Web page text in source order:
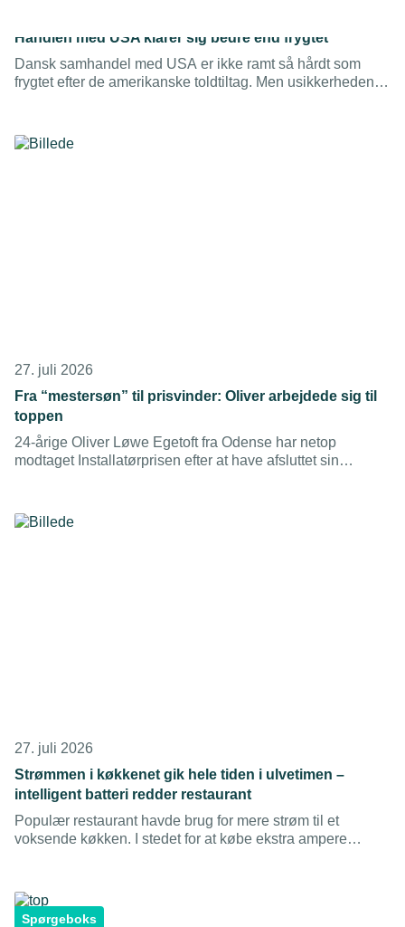
Handlen med USA klarer sig bedre end frygtet
Dansk samhandel med USA er ikke ramt så hårdt som
frygtet efter de amerikanske toldtiltag. Men usikkerheden
på nye handelsbarrierer.
27. juli 2026
Fra “mestersøn” til prisvinder: Oliver arbejdede sig til
toppen
24-årige Oliver Løwe Egetoft fra Odense har netop
modtaget Installatørprisen efter at have afsluttet sin
27. juli 2026
Strømmen i køkkenet gik hele tiden i ulvetimen –
intelligent batteri redder restaurant
Populær restaurant havde brug for mere strøm til et
voksende køkken. I stedet for at købe ekstra ampere
Spørgeboks